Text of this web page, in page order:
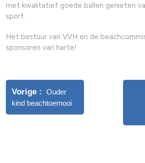
met kwalitatief goede ballen genieten
sport.
Het bestuur van VVH en de
sponsoren van harte!
Vorige
Ouder
kind beachtoernooi